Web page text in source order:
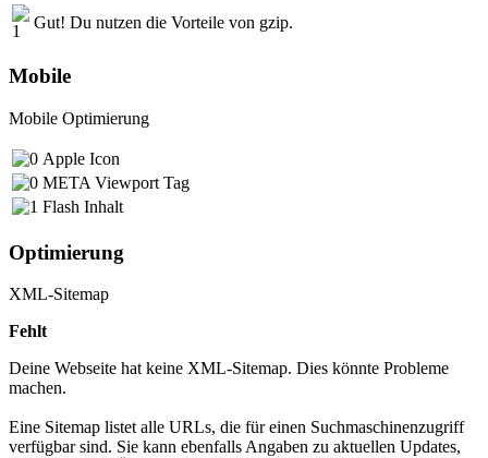
Gut! Du nutzen die Vorteile von gzip.
Mobile
Mobile Optimierung
Apple Icon
META Viewport Tag
Flash Inhalt
Optimierung
XML-Sitemap
Fehlt
Deine Webseite hat keine XML-Sitemap. Dies könnte Probleme
machen.
Eine Sitemap listet alle URLs, die für einen Suchmaschinenzugriff
verfügbar sind. Sie kann ebenfalls Angaben zu aktuellen Updates,